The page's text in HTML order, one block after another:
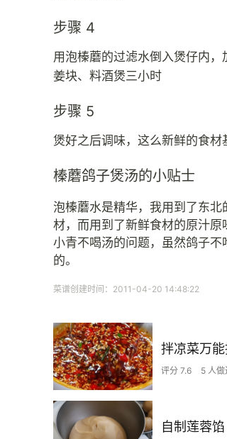
步骤 4
用泡榛蘑的过滤水倒入煲仔内，
姜块、料酒煲三小时
步骤 5
煲好之后调味，这么新鲜的食材
榛蘑鸽子煲汤的小贴士
泡榛蘑水是精华，我用到了东
材，而用到了新鲜食材的原汁
小青不喝汤的问题，虽然鸽子
的。
菜谱创建时间：2011-04-20 14:48:22
拌凉菜万
评分 7.6 5 人做
自制莲蓉馅